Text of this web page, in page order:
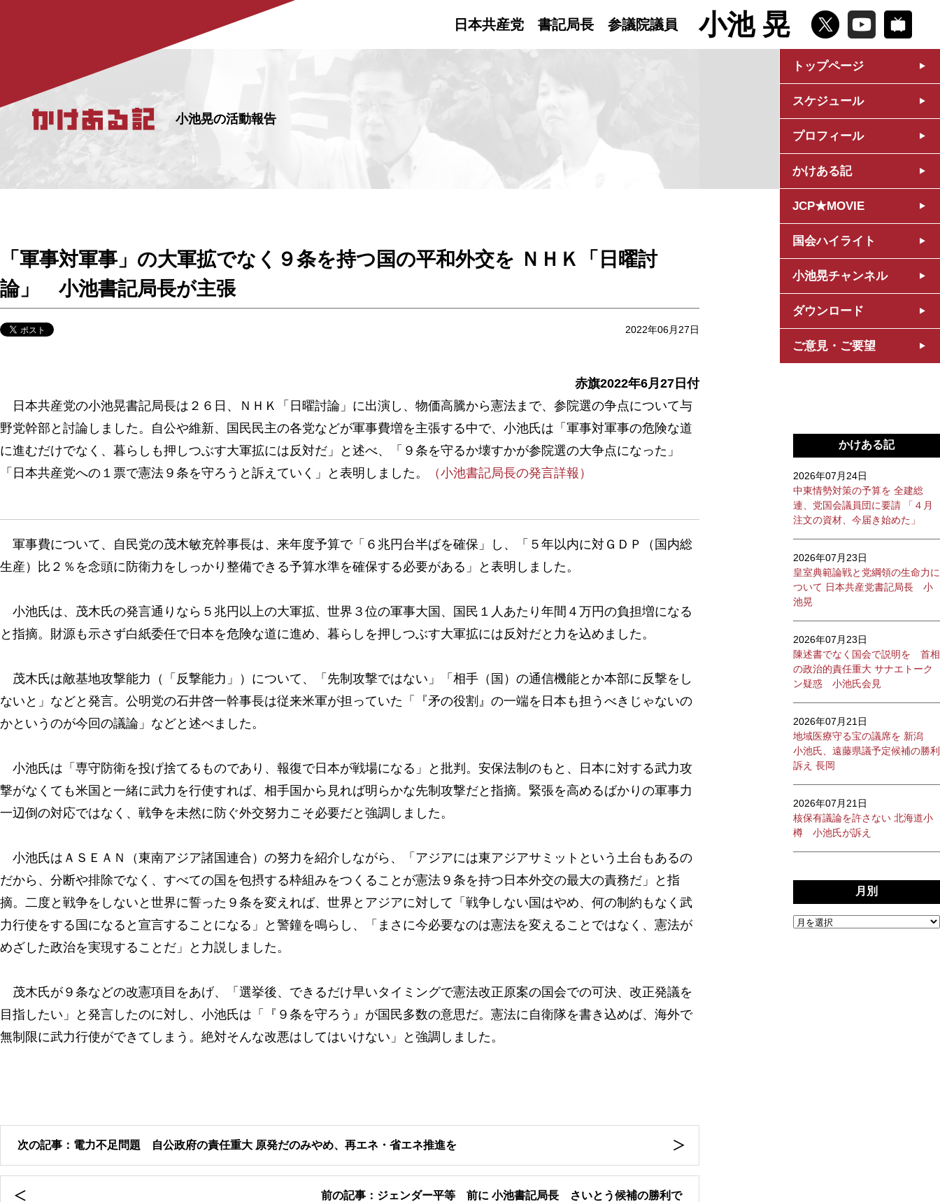
日本共産党 書記局長 参議院議員 小池 晃
トップページ
スケジュール
プロフィール
かけある記
JCP★MOVIE
国会ハイライト
小池晃チャンネル
ダウンロード
ご意見・ご要望
小池晃の活動報告
「軍事対軍事」の大軍拡でなく９条を持つ国の平和外交を ＮＨＫ「日曜討
論」 小池書記局長が主張
2022年06月27日
赤旗2022年6月27日付
日本共産党の小池晃書記局長は２６日、ＮＨＫ「日曜討論」に出演し、物価高騰から憲法まで、参院選の争点について与
野党幹部と討論しました。自公や維新、国民民主の各党などが軍事費増を主張する中で、小池氏は「軍事対軍事の危険な道
に進むだけでなく、暮らしも押しつぶす大軍拡には反対だ」と述べ、「９条を守るか壊すかが参院選の大争点になった」
「日本共産党への１票で憲法９条を守ろうと訴えていく」と表明しました。
（小池書記局長の発言詳報）
軍事費について、自民党の茂木敏充幹事長は、来年度予算で「６兆円台半ばを確保」し、「５年以内に対ＧＤＰ（国内総
生産）比２％を念頭に防衛力をしっかり整備できる予算水準を確保する必要がある」と表明しました。
小池氏は、茂木氏の発言通りなら５兆円以上の大軍拡、世界３位の軍事大国、国民１人あたり年間４万円の負担増になる
と指摘。財源も示さず白紙委任で日本を危険な道に進め、暮らしを押しつぶす大軍拡には反対だと力を込めました。
茂木氏は敵基地攻撃能力（「反撃能力」）について、「先制攻撃ではない」「相手（国）の通信機能とか本部に反撃をし
ないと」などと発言。公明党の石井啓一幹事長は従来米軍が担っていた「『矛の役割』の一端を日本も担うべきじゃないの
かというのが今回の議論」などと述べました。
小池氏は「専守防衛を投げ捨てるものであり、報復で日本が戦場になる」と批判。安保法制のもと、日本に対する武力攻
撃がなくても米国と一緒に武力を行使すれば、相手国から見れば明らかな先制攻撃だと指摘。緊張を高めるばかりの軍事力
一辺倒の対応ではなく、戦争を未然に防ぐ外交努力こそ必要だと強調しました。
小池氏はＡＳＥＡＮ（東南アジア諸国連合）の努力を紹介しながら、「アジアには東アジアサミットという土台もあるの
だから、分断や排除でなく、すべての国を包摂する枠組みをつくることが憲法９条を持つ日本外交の最大の責務だ」と指
摘。二度と戦争をしないと世界に誓った９条を変えれば、世界とアジアに対して「戦争しない国はやめ、何の制約もなく武
力行使をする国になると宣言することになる」と警鐘を鳴らし、「まさに今必要なのは憲法を変えることではなく、憲法が
めざした政治を実現することだ」と力説しました。
茂木氏が９条などの改憲項目をあげ、「選挙後、できるだけ早いタイミングで憲法改正原案の国会での可決、改正発議を
目指したい」と発言したのに対し、小池氏は「『９条を守ろう』が国民多数の意思だ。憲法に自衛隊を書き込めば、海外で
無制限に武力行使ができてしまう。絶対そんな改悪はしてはいけない」と強調しました。
次の記事：電力不足問題 自公政府の責任重大 原発だのみやめ、再エネ・省エネ推進を
前の記事：ジェンダー平等 前に 小池書記局長 さいとう候補の勝利で
かけある記
2026年07月24日
中東情勢対策の予算を 全建総
連、党国会議員団に要請 「４月
注文の資材、今届き始めた」
2026年07月23日
皇室典範論戦と党綱領の生命力に
ついて 日本共産党書記局長 小
池晃
2026年07月23日
陳述書でなく国会で説明を 首相
の政治的責任重大 サナエトーク
ン疑惑 小池氏会見
2026年07月21日
地域医療守る宝の議席を 新潟
小池氏、遠藤県議予定候補の勝利
訴え 長岡
2026年07月21日
核保有議論を許さない 北海道小
樽 小池氏が訴え
月別